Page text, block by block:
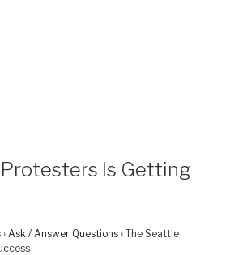
Is Getting
› Ask / Answer Questions › The Seattle